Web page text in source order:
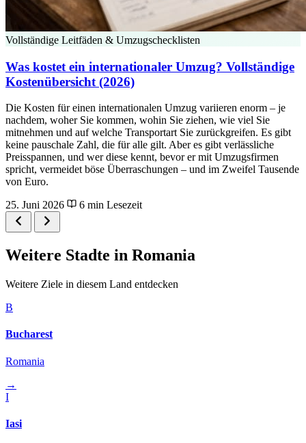
Vollständige Leitfäden & Umzugschecklisten
Was kostet ein internationaler Umzug? Vollständige
Kostenübersicht (2026)
Die Kosten für einen internationalen Umzug variieren enorm – je
nachdem, woher Sie kommen, wohin Sie ziehen, wie viel Sie
mitnehmen und auf welche Transportart Sie zurückgreifen. Es gibt
keine pauschale Zahl, die für alle gilt. Aber es gibt verlässliche
Preisspannen, und wer diese kennt, bevor er mit Umzugsfirmen
spricht, vermeidet böse Überraschungen – und im Zweifel Tausende
von Euro.
25. Juni 2026
6 min Lesezeit
Weitere Stadte in Romania
Weitere Ziele in diesem Land entdecken
B
Bucharest
Romania
→
I
Iasi